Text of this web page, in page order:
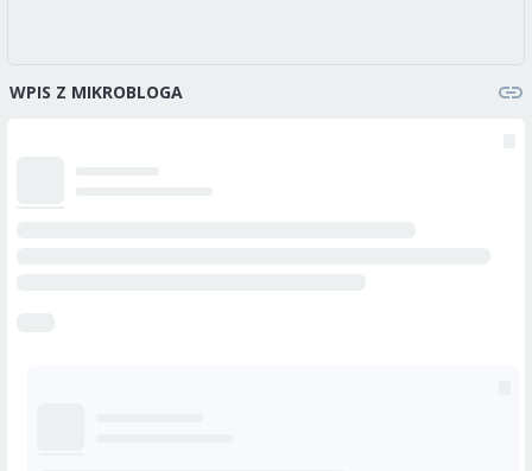
WPIS Z MIKROBLOGA